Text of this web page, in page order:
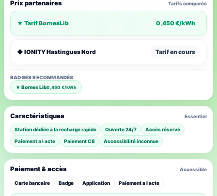
Prix partenaires Tarifs comparés
★ Tarif BornesLib 0,450 €/kWh
◆ IONITY Hastingues Nord Tarif en cours
BADGES RECOMMANDÉS
★ Bornes Lib0,450 €/kWh
Caractéristiques Essentiel
Station dédiée à la recharge rapide Ouverte 24/7
Accès réservé
Paiement a l acte
Paiement CB Accessibilité inconnue
Paiement & accès Accessible
Carte bancaire Badge Application Paiement a l acte